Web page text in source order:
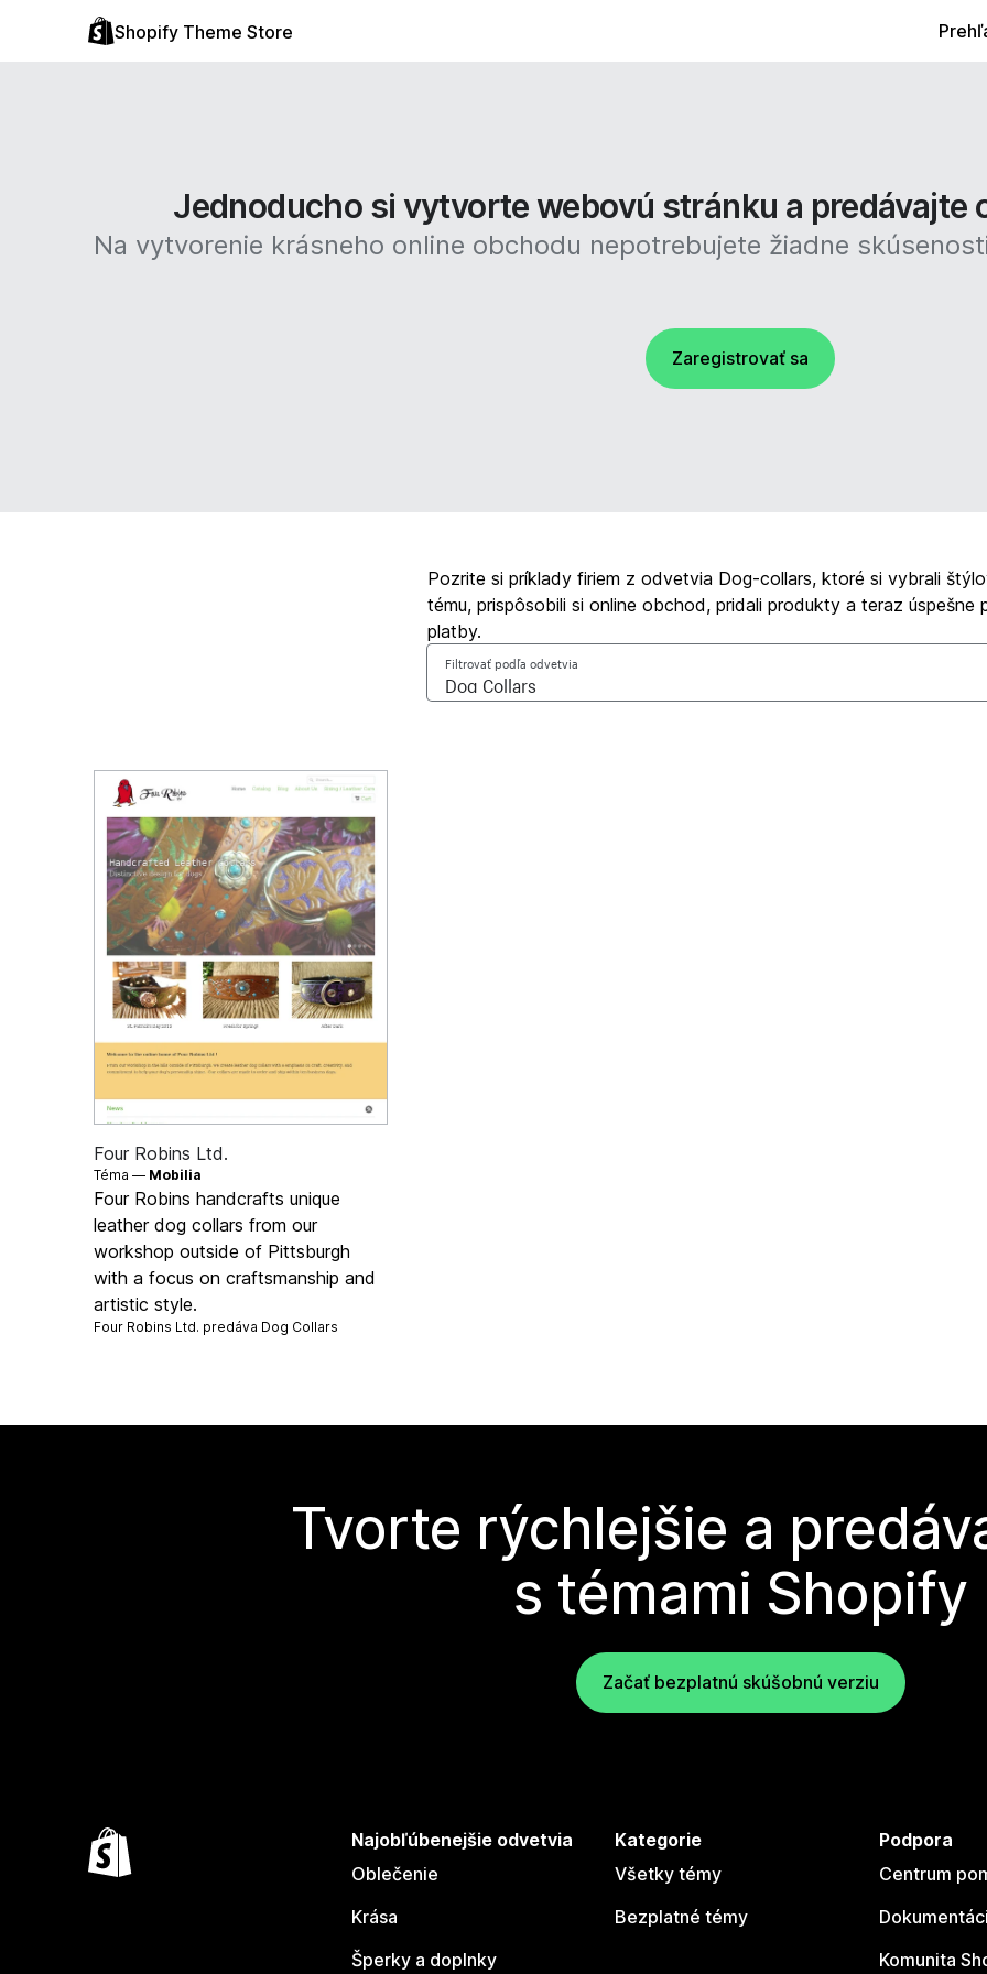
Shopify Theme Store
Jednoducho si vytvorte webovú stránku a predávajte
Na vytvorenie krásneho online obchodu nepotrebujete žiadne
Zaregistrovať sa
Pozrite si príklady firiem z odvetvia Dog-collars, ktoré si vybrali
tému, prispôsobili si online obchod, pridali produkty a teraz úspešne
platby.
Filtrovať podľa odvetvia
Four Robins Ltd.
Téma — Mobilia
Four Robins handcrafts unique
leather dog collars from our
workshop outside of Pittsburgh
with a focus on craftsmanship and
artistic style.
Four Robins Ltd. predáva Dog Collars
Tvorte rýchlejšie a
s témami Shopify
Začať bezplatnú skúšobnú verziu
Najobľúbenejšie odvetvia
Oblečenie
Krása
Šperky a doplnky
Kategorie
Všetky témy
Bezplatné témy
Podpora
Centrum
Komunita